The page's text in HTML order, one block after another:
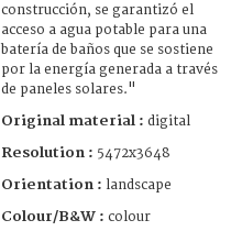
construcción, se garantizó el
acceso a agua potable para una
batería de baños que se sostiene
por la energía generada a través
de paneles solares."
Original material : digital
Resolution : 5472x3648
Orientation : landscape
Colour/B&W : colour